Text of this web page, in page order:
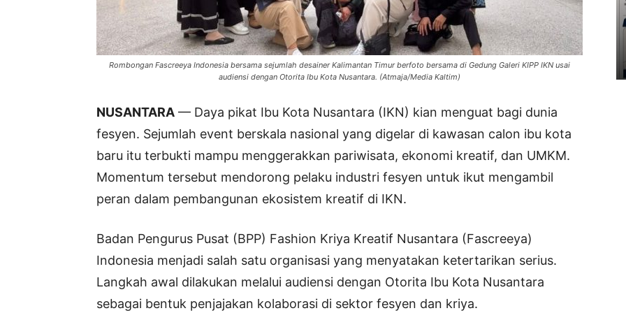
Rombongan Fascreeya Indonesia bersama sejumlah desainer Kalimantan Timur berfoto bersama di Gedung Galeri KIPP IKN usai
audiensi dengan Otorita Ibu Kota Nusantara. (Atmaja/Media Kaltim)
NUSANTARA — Daya pikat Ibu Kota Nusantara (IKN) kian menguat bagi dunia
fesyen. Sejumlah event berskala nasional yang digelar di kawasan calon ibu kota
baru itu terbukti mampu menggerakkan pariwisata, ekonomi kreatif, dan UMKM.
Momentum tersebut mendorong pelaku industri fesyen untuk ikut mengambil
peran dalam pembangunan ekosistem kreatif di IKN.
Badan Pengurus Pusat (BPP) Fashion Kriya Kreatif Nusantara (Fascreeya)
Indonesia menjadi salah satu organisasi yang menyatakan ketertarikan serius.
Langkah awal dilakukan melalui audiensi dengan Otorita Ibu Kota Nusantara
sebagai bentuk penjajakan kolaborasi di sektor fesyen dan kriya.